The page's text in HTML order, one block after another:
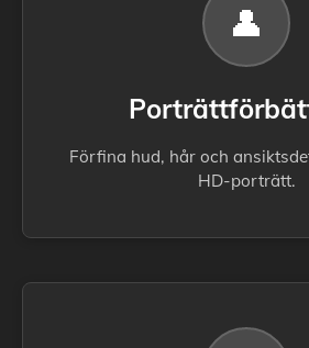
👤
Förfina hud, hår och
HD-porträtt.